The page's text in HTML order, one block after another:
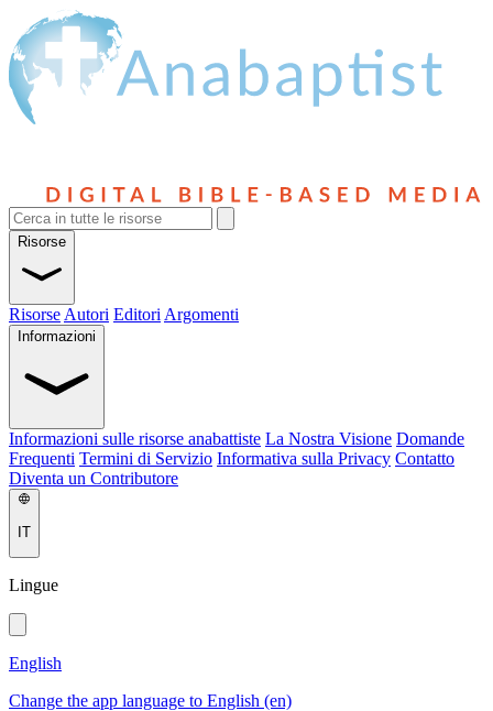
Risorse
Risorse Autori Editori Argomenti
Informazioni
Informazioni sulle risorse anabattiste La Nostra Visione Domande
Frequenti Termini di Servizio Informativa sulla Privacy Contatto
Diventa un Contributore
IT
Lingue
English
Change the app language to English (en)